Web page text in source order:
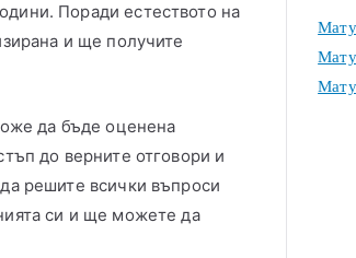
Поради естеството на
и ще получите
да бъде оценена
до верните отговори и
решите всички въпроси
си и ще можете да